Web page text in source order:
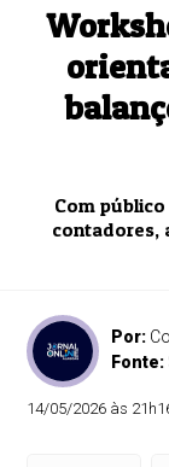
Com
contadores,
Por:
Fonte:
14/05/2026 às